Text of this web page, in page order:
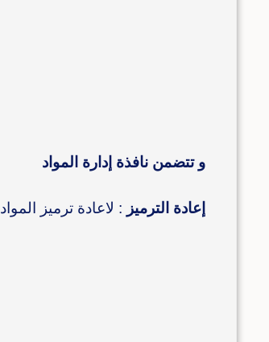
و تتضمن نافذة إدارة المواد
إعادة الترميز : لاعادة ترميز المواد